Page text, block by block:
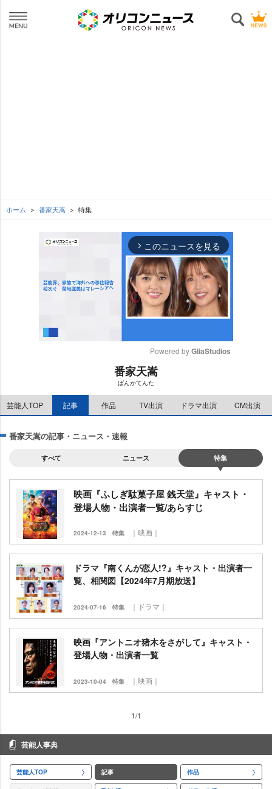
ホーム 番家天嵩 特集
arrow_forward_ios このニュースを見る
e
Powered by GliaStudios
番家天嵩
ばんかてんた
芸能人TOP 記事 作品 TV出演 ドラマ出演 CM出演
番家天嵩の記事・ニュース・速報
すべて ニュース 特集
映画『ふしぎ駄菓子屋 銭天堂』キャスト・
登場人物・出演者一覧/あらすじ
2024-12-13 特集 ｜映画｜
ドラマ『南くんが恋人!?』キャスト・出演者一
覧、相関図【2024年7月期放送】
2024-07-16 特集 ｜ドラマ｜
映画『アントニオ猪木をさがして』キャスト・
登場人物・出演者一覧
2023-10-04 特集 ｜映画｜
1/1
芸能人事典
芸能人TOP 記事 作品